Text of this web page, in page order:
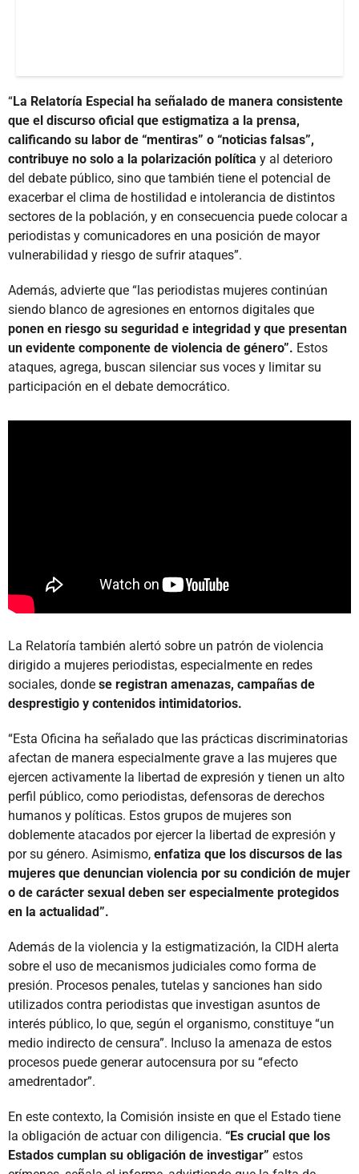
“La Relatoría Especial ha señalado de manera consistente
que el discurso oficial que estigmatiza a la prensa,
calificando su labor de “mentiras” o “noticias falsas”,
contribuye no solo a la polarización política y al deterioro
del debate público, sino que también tiene el potencial de
exacerbar el clima de hostilidad e intolerancia de distintos
sectores de la población, y en consecuencia puede colocar a
periodistas y comunicadores en una posición de mayor
vulnerabilidad y riesgo de sufrir ataques”.
Además, advierte que “las periodistas mujeres continúan
siendo blanco de agresiones en entornos digitales que
ponen en riesgo su seguridad e integridad y que presentan
un evidente componente de violencia de género”. Estos
ataques, agrega, buscan silenciar sus voces y limitar su
participación en el debate democrático.
La Relatoría también alertó sobre un patrón de violencia
dirigido a mujeres periodistas, especialmente en redes
sociales, donde se registran amenazas, campañas de
desprestigio y contenidos intimidatorios.
“Esta Oficina ha señalado que las prácticas discriminatorias
afectan de manera especialmente grave a las mujeres que
ejercen activamente la libertad de expresión y tienen un alto
perfil público, como periodistas, defensoras de derechos
humanos y políticas. Estos grupos de mujeres son
doblemente atacados por ejercer la libertad de expresión y
por su género. Asimismo, enfatiza que los discursos de las
mujeres que denuncian violencia por su condición de mujer
o de carácter sexual deben ser especialmente protegidos
en la actualidad”.
Además de la violencia y la estigmatización, la CIDH alerta
sobre el uso de mecanismos judiciales como forma de
presión. Procesos penales, tutelas y sanciones han sido
utilizados contra periodistas que investigan asuntos de
interés público, lo que, según el organismo, constituye “un
medio indirecto de censura”. Incluso la amenaza de estos
procesos puede generar autocensura por su “efecto
amedrentador”.
En este contexto, la Comisión insiste en que el Estado tiene
la obligación de actuar con diligencia. “Es crucial que los
Estados cumplan su obligación de investigar” estos